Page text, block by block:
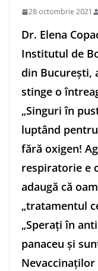
28 octombrie 2021
Dr. Elena
Institutul de
din Bucureşti,
stinge o
„Singuri în
luptând
fără oxigen!
respiratorie e
adaugă că
„tratamentul
„Speraţi în
panaceu şi